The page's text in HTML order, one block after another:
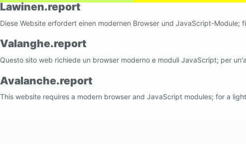
Lawinen.report
Diese Website erfordert einen modernen Browser und JavaScript-Module;
Valanghe.report
Questo sito web richiede un browser moderno e moduli JavaScript; per
Avalanche.report
This website requires a modern browser and JavaScript modules; for a